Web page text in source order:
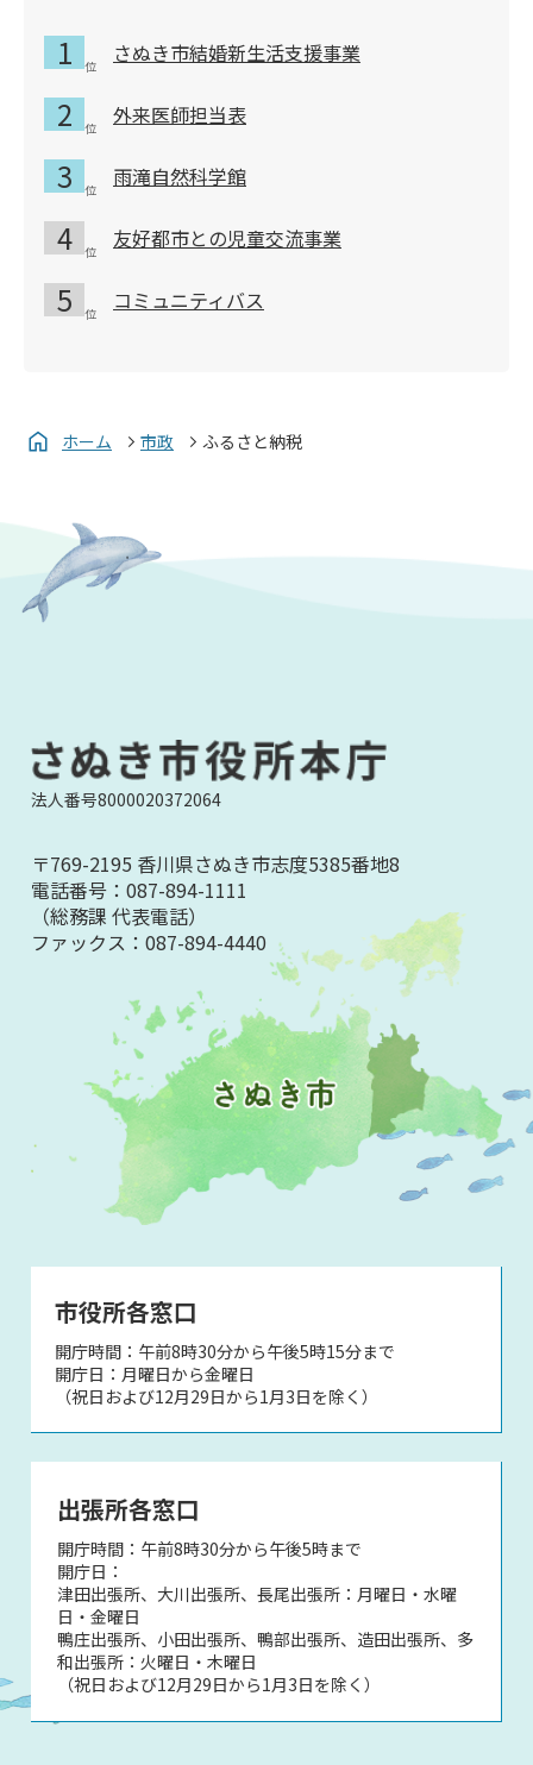
さぬき市結婚新生活支援事業
外来医師担当表
雨滝自然科学館
友好都市との児童交流事業
コミュニティバス
ホーム 市政 ふるさと納税
法人番号8000020372064
〒769-2195 香川県さぬき市志度5385番地8
電話番号：087-894-1111
（総務課 代表電話）
ファックス：087-894-4440
市役所各窓口
開庁時間：午前8時30分から午後5時15分まで
開庁日：月曜日から金曜日
（祝日および12月29日から1月3日を除く）
出張所各窓口
開庁時間：午前8時30分から午後5時まで
開庁日：
津田出張所、大川出張所、長尾出張所：月曜日・水曜
日・金曜日
鴨庄出張所、小田出張所、鴨部出張所、造田出張所、多
和出張所：火曜日・木曜日
（祝日および12月29日から1月3日を除く）